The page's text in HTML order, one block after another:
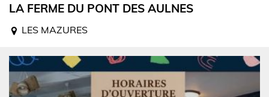
LA FERME DU PONT DES AULNES
LES MAZURES